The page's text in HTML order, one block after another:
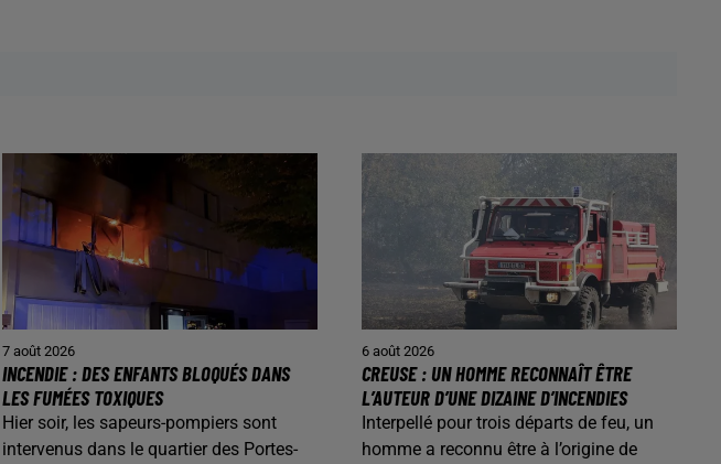
7 août 2026
INCENDIE : DES ENFANTS BLOQUÉS DANS
LES FUMÉES TOXIQUES
Hier soir, les sapeurs-pompiers sont
intervenus dans le quartier des Portes-
6 août 2026
CREUSE : UN HOMME RECONNAÎT ÊTRE
L’AUTEUR D’UNE DIZAINE D’INCENDIES
Interpellé pour trois départs de feu, un
homme a reconnu être à l’origine de